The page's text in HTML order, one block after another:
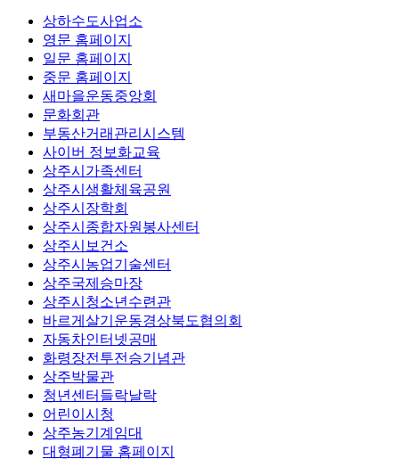
상하수도사업소
영문 홈페이지
일문 홈페이지
중문 홈페이지
새마을운동중앙회
문화회관
부동산거래관리시스템
사이버 정보화교육
상주시가족센터
상주시생활체육공원
상주시장학회
상주시종합자원봉사센터
상주시보건소
상주시농업기술센터
상주국제승마장
상주시청소년수련관
바르게살기운동경상북도협의회
자동차인터넷공매
화령장전투전승기념관
상주박물관
청년센터들락날락
어린이시청
상주농기계임대
대형폐기물 홈페이지